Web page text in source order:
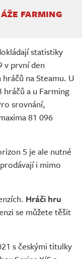
FARMING
statistiky
v první den
na Steamu. U
a u Farming
srovnání,
81 096
5 je ale nutné
i mimo
Hráči hru
se můžete těšit
s českými titulky